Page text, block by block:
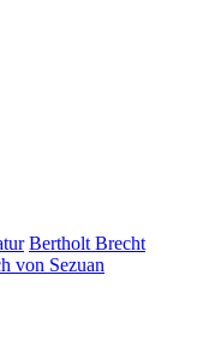
Bertholt Brecht
von Sezuan